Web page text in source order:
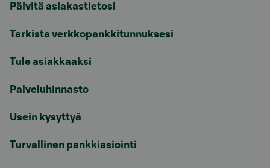
Päivitä asiakastietosi
Tarkista verkkopankkitunnuksesi
Tule asiakkaaksi
Palveluhinnasto
Usein kysyttyä
Turvallinen pankkiasiointi